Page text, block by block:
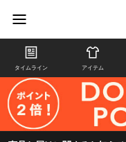
タイムライン アイテム